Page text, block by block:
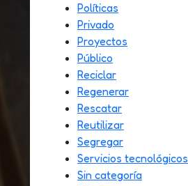
Políticas
Privado
Proyectos
Público
Reciclar
Regenerar
Rescatar
Reutilizar
Segregar
Servicios tecnológicos
Sin categoría